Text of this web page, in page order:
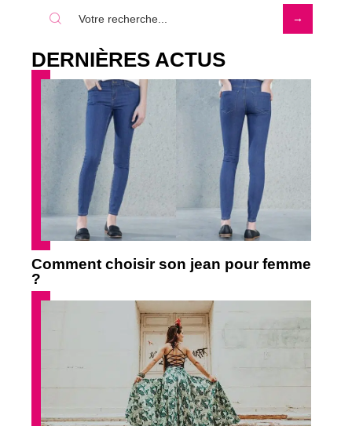
DERNIÈRES ACTUS
Comment choisir son jean pour femme
?